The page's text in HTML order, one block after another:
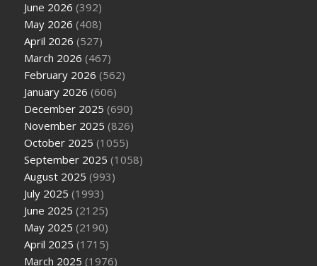
June 2026 (392)
May 2026 (408)
April 2026 (527)
March 2026 (467)
February 2026 (562)
January 2026 (606)
December 2025 (690)
November 2025 (826)
October 2025 (1055)
September 2025 (1058)
August 2025 (993)
July 2025 (1993)
June 2025 (2125)
May 2025 (2190)
April 2025 (1715)
March 2025 (1976)